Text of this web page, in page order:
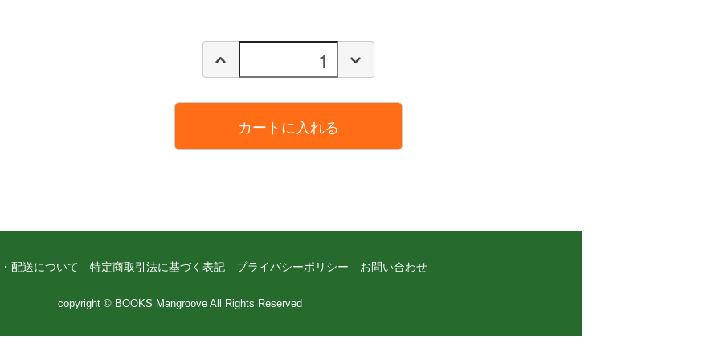
カートに入れる
配送について 特定商取引法に基づく表記 プライバシーポリシー お問い合わせ
copyright © BOOKS Mangroove All Rights Reserved